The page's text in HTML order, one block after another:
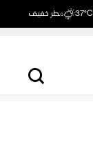
37°C مطر خفيف